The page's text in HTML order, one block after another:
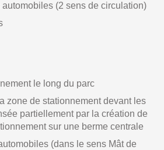
(2 sens de circulation)
le long du parc
zone de stationnement devant les
partiellement par la création de
sur une berme centrale
(dans le sens Mât de